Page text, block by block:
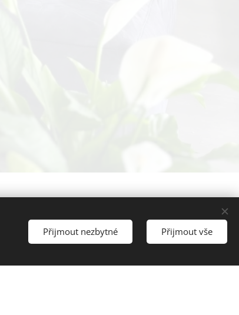
Přijmout nezbytné Přijmout vše